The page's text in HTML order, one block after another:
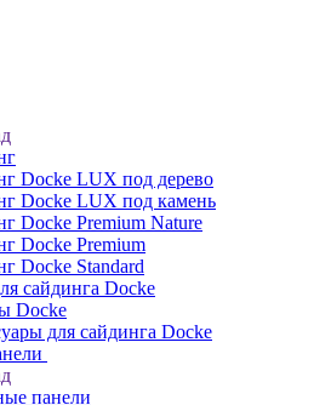
Docke LUX под дерево
Docke LUX под камень
Docke Premium Nature
Docke Premium
Docke Standard
сайдинга Docke
Docke
для сайдинга Docke
панели